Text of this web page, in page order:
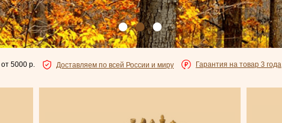
5000 р. Доставляем по всей России и миру Гарантия на товар 3 года